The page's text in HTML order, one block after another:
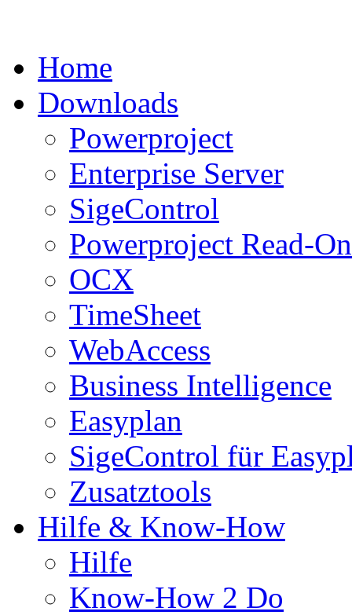
Home
Downloads
Powerproject
Enterprise Server
SigeControl
Powerproject Read-
OCX
TimeSheet
WebAccess
Business Intelligence
Easyplan
SigeControl für
Zusatztools
Hilfe & Know-How
Hilfe
Know-How 2 Do